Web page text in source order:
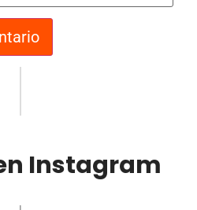
Instagram